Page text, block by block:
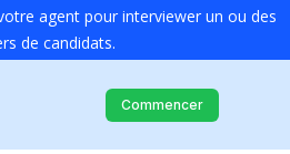
agent pour interviewer un ou des
de candidats.
Commencer